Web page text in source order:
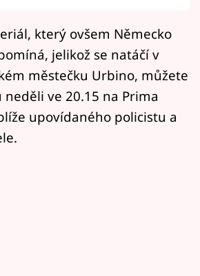
který ovšem Německo
jelikož se natáčí v
městečku Urbino, můžete
ve 20.15 na Prima
upovídaného policistu a